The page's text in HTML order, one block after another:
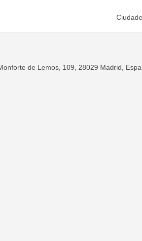
de Lemos, 109, 28029 Madrid,